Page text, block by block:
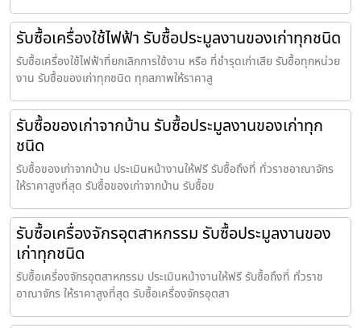
รับซื้อเครื่องใช้ไฟฟ้า รับซื้อประมูลงานของเก่าทุกชนิด
รับซื้อเครื่องใช้ไฟฟ้าที่ยกเลิกการใช้งาน หรือ ที่ชำรุดเก่าเสีย รับซื้อทุกหน่วย
งาน รับซื้อของเก่าทุกชนิด ทุกสภาพให้ราคาสู
รับซื้อของเก่าจากบ้าน รับซื้อประมูลงานของเก่าทุก
ชนิด
รับซื้อของเก่าจากบ้าน ประเมินหน้างานให้ฟรี รับซื้อถึงที่ ทั่วราชอาณาจักร
ให้ราคาสูงที่สุด รับซื้อของเก่าจากบ้าน รับซื้อข
รับซื้อเครื่องจักรอุตสาหกรรม รับซื้อประมูลงานของ
เก่าทุกชนิด
รับซื้อเครื่องจักรอุตสาหกรรม ประเมินหน้างานให้ฟรี รับซื้อถึงที่ ทั่วราช
อาณาจักร ให้ราคาสูงที่สุด รับซื้อเครื่องจักรอุตสา